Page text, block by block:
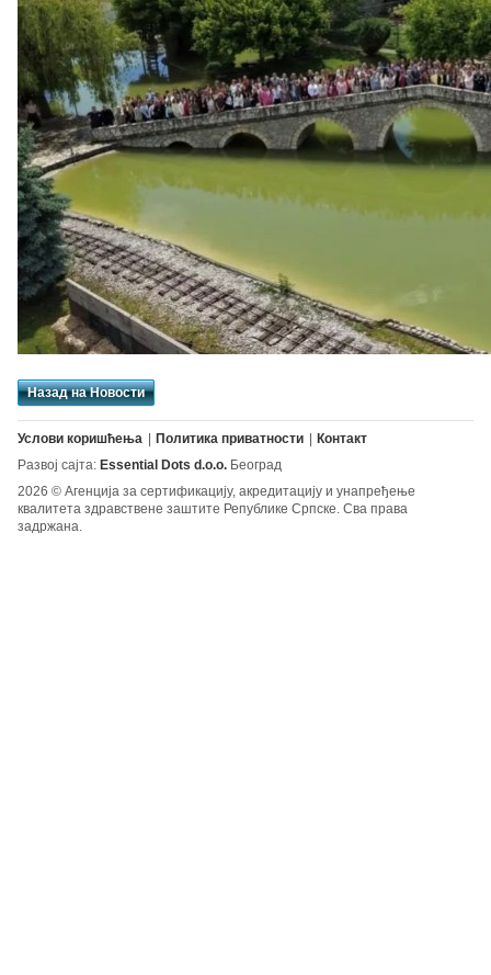
Назад на Новости
Услови коришћења Политика приватности
Контакт
Развој сајта: Essential Dots d.o.o. Београд
2026 © Агенција за сертификацију, акредитацију и унапређење
квалитета здравствене заштите Републике Српске. Сва права
задржана.